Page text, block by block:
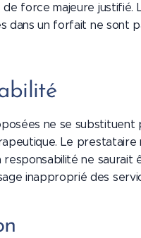
force majeure justifié.
dans un forfait ne sont
ne se substituent
Le prestataire
responsabilité ne saurait
inapproprié des